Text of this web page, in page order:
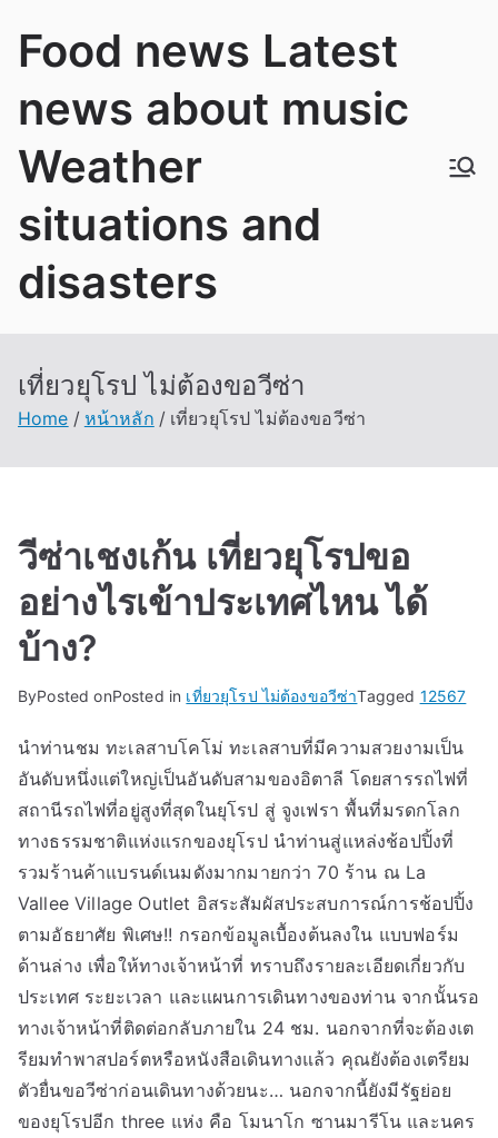
Food news Latest
news about music
Weather
situations and
disasters
เที่ยวยุโรป ไม่ต้องขอวีซ่า
Home หน้าหลัก เที่ยวยุโรป ไม่ต้องขอวีซ่า
วีซ่าเชงเก้น เที่ยวยุโรปขอ
อย่างไรเข้าประเทศไหน ได้
บ้าง?
ByPosted onPosted in เที่ยวยุโรป ไม่ต้องขอวีซ่าTagged 12567
นำท่านชม ทะเลสาบโคโม่ ทะเลสาบที่มีความสวยงามเป็น
อันดับหนึ่งแต่ใหญ่เป็นอันดับสามของอิตาลี โดยสารรถไฟที่
สถานีรถไฟที่อยู่สูงที่สุดในยุโรป สู่ จูงเฟรา พื้นที่มรดกโลก
ทางธรรมชาติแห่งแรกของยุโรป นำท่านสู่แหล่งช้อปปิ้งที่
รวมร้านค้าแบรนด์เนมดังมากมายกว่า 70 ร้าน ณ La
Vallee Village Outlet อิสระสัมผัสประสบการณ์การช้อปปิ้ง
ตามอัธยาศัย พิเศษ!! กรอกข้อมูลเบื้องต้นลงใน แบบฟอร์ม
ด้านล่าง เพื่อให้ทางเจ้าหน้าที่ ทราบถึงรายละเอียดเกี่ยวกับ
ประเทศ ระยะเวลา และแผนการเดินทางของท่าน จากนั้นรอ
ทางเจ้าหน้าที่ติดต่อกลับภายใน 24 ชม. นอกจากที่จะต้องเต
รียมทำพาสปอร์ตหรือหนังสือเดินทางแล้ว คุณยังต้องเตรียม
ตัวยื่นขอวีซ่าก่อนเดินทางด้วยนะ… นอกจากนี้ยังมีรัฐย่อย
ของยุโรปอีก three แห่ง คือ โมนาโก ซานมารีโน และนคร